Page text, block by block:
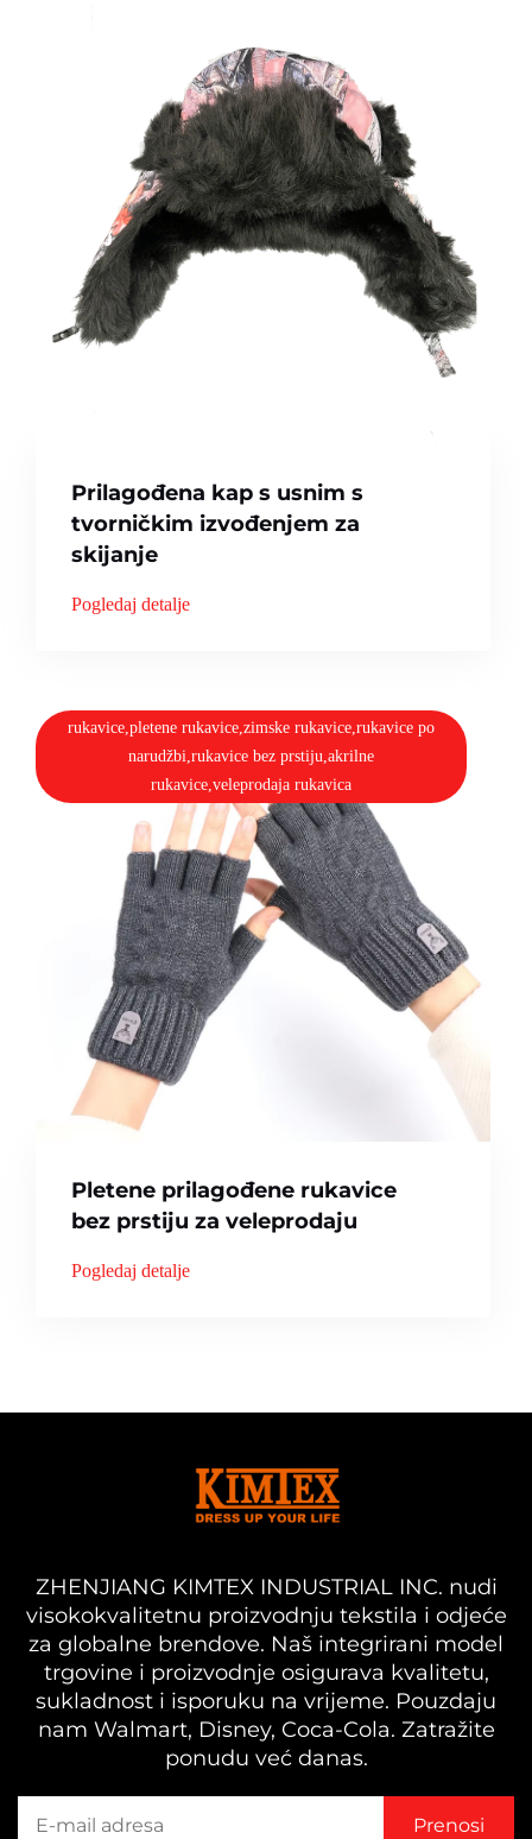
Prilagođena kap s usnim s
tvorničkim izvođenjem za
skijanje
Pogledaj detalje
rukavice,pletene rukavice,zimske rukavice,rukavice po
narudžbi,rukavice bez prstiju,akrilne
rukavice,veleprodaja rukavica
Pletene prilagođene rukavice
bez prstiju za veleprodaju
Pogledaj detalje
ZHENJIANG KIMTEX INDUSTRIAL INC. nudi
visokokvalitetnu proizvodnju tekstila i odjeće
za globalne brendove. Naš integrirani model
trgovine i proizvodnje osigurava kvalitetu,
sukladnost i isporuku na vrijeme. Pouzdaju
nam Walmart, Disney, Coca-Cola. Zatražite
ponudu već danas.